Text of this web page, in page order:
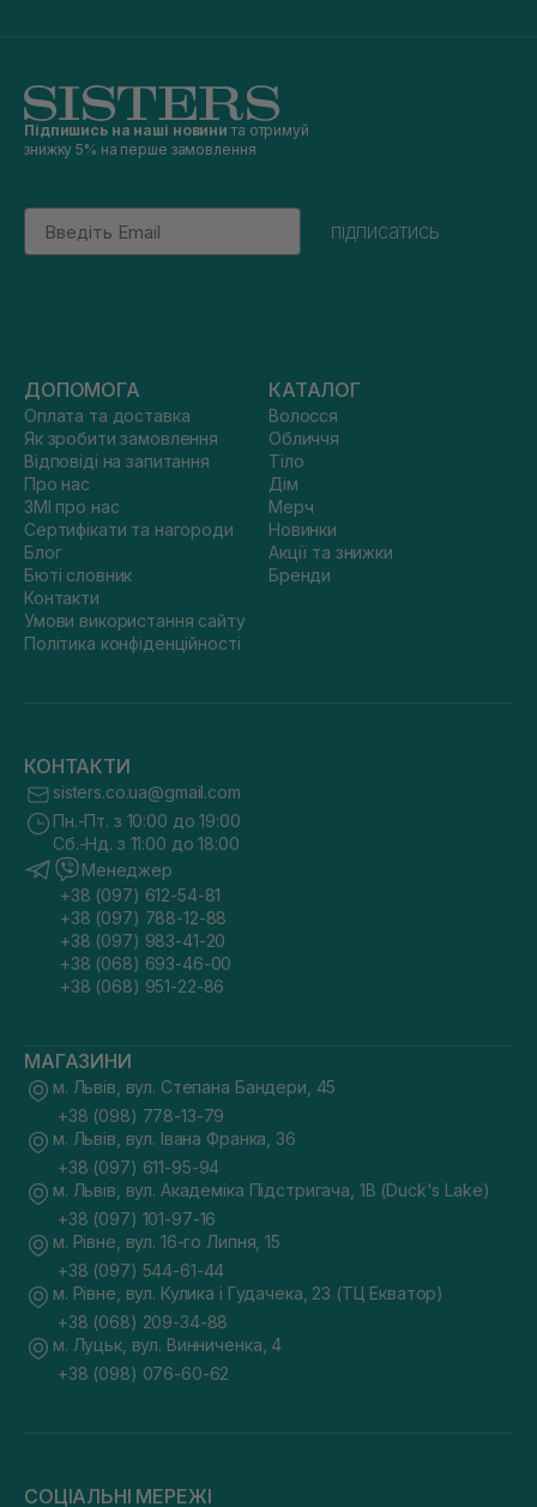
Підпишись на наші новини та отримуй
знижку 5% на перше замовлення
Email
підписатись
ДОПОМОГА
Оплата та доставка
Як зробити замовлення
Відповіді на запитання
Про нас
ЗМІ про нас
Сертифікати та нагороди
Блог
Бюті словник
Контакти
Умови використання сайту
Політика конфіденційності
КАТАЛОГ
Волосся
Обличчя
Тіло
Дім
Мерч
Новинки
Акції та знижки
Бренди
КОНТАКТИ
sisters.co.ua@gmail.com
Пн.-Пт. з 10:00 до 19:00
Сб.-Нд. з 11:00 до 18:00
Менеджер
+38 (097) 612-54-81
+38 (097) 788-12-88
+38 (097) 983-41-20
+38 (068) 693-46-00
+38 (068) 951-22-86
МАГАЗИНИ
м. Львів, вул. Степана Бандери, 45
+38 (098) 778-13-79
м. Львів, вул. Івана Франка, 36
+38 (097) 611-95-94
м. Львів, вул. Академіка Підстригача, 1В (Duck's Lake)
+38 (097) 101-97-16
м. Рівне, вул. 16-го Липня, 15
+38 (097) 544-61-44
м. Рівне, вул. Кулика і Гудачека, 23 (ТЦ Екватор)
+38 (068) 209-34-88
м. Луцьк, вул. Винниченка, 4
+38 (098) 076-60-62
СОЦІАЛЬНІ МЕРЕЖІ